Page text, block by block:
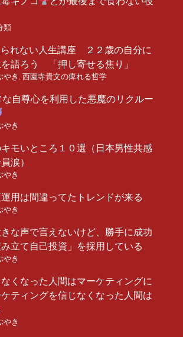
類
れない人生講座 ２２歳の自分に
語ろう 「押し寄せる焦り」
やき 西園寺貴文の痺れる哲学
自尊心を利用した悪魔のリクルー
やき
モいところ１０選（日本男性共感
涙）
やき
用は間違ってたトレンドが来る
やき
な声で言えないけど、勝手に成功
立て自己投資」を採用している
やき
くなった人間はマーケティングに
ティングを信じなくなった人間は
やき